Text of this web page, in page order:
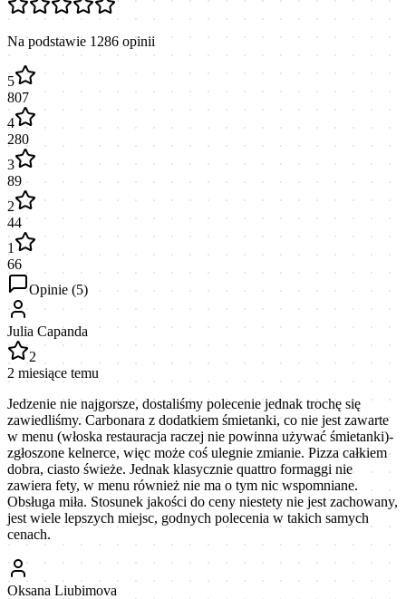
Na podstawie 1286 opinii
5
807
4
280
3
89
2
44
1
66
Opinie (5)
Julia Capanda
2
2 miesiące temu
Jedzenie nie najgorsze, dostaliśmy polecenie jednak trochę się
zawiedliśmy. Carbonara z dodatkiem śmietanki, co nie jest zawarte
w menu (włoska restauracja raczej nie powinna używać śmietanki)-
zgłoszone kelnerce, więc może coś ulegnie zmianie. Pizza całkiem
dobra, ciasto świeże. Jednak klasycznie quattro formaggi nie
zawiera fety, w menu również nie ma o tym nic wspomniane.
Obsługa miła. Stosunek jakości do ceny niestety nie jest zachowany,
jest wiele lepszych miejsc, godnych polecenia w takich samych
cenach.
Oksana Liubimova